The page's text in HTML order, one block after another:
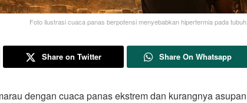
Foto ilustrasi cuaca panas berpotensi menyebabkan hipertermia pada tubuh.
Share on Twitter Share On Whatsapp
dengan cuaca panas ekstrem dan kurangnya asupan